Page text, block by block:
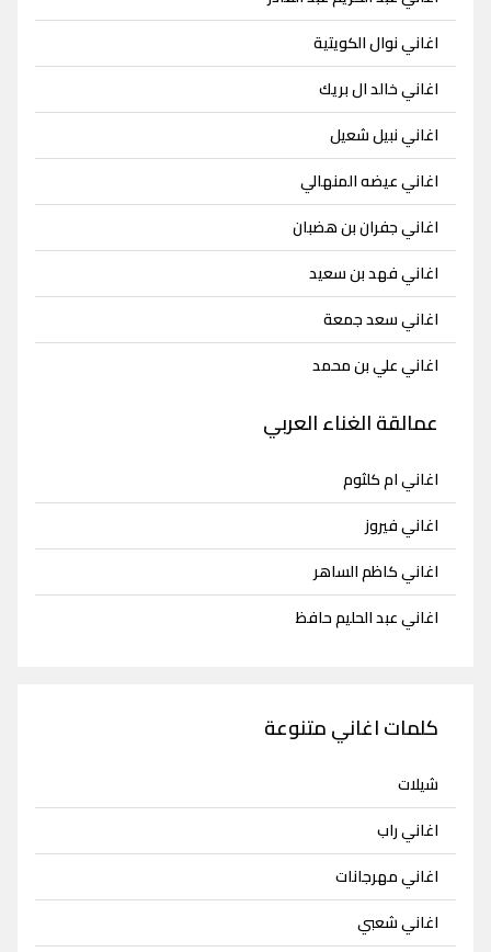
اغاني نوال الكويتية
اغاني خالد ال بريك
اغاني نبيل شعيل
اغاني عيضه المنهالي
اغاني جفران بن هضبان
اغاني فهد بن سعيد
اغاني سعد جمعة
اغاني علي بن محمد
عمالقة الغناء العربي
اغاني ام كلثوم
اغاني فيروز
اغاني كاظم الساهر
اغاني عبد الحليم حافظ
كلمات اغاني متنوعة
شيلات
اغاني راب
اغاني مهرجانات
اغاني شعبي